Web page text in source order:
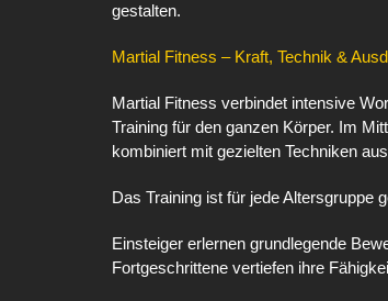
gestalten.
Martial Fitness – Kraft, Technik &
Martial Fitness verbindet intensive
Training für den ganzen Körper. Im
kombiniert mit gezielten Techniken
Das Training ist für jede Altersgruppe
Einsteiger erlernen grundlegende
Fortgeschrittene vertiefen ihre